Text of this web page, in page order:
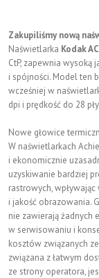
Zakupiliśmy nową
Naświetlarka Kodak
CtP, zapewnia wysoką
i spójności. Model ten
wcześniej w
dpi i prędkość do 28
Nowe głowice
W naświetlarkach
i ekonomicznie
uzyskiwanie bardziej
rastrowych,
i jakość obrazowania.
nie zawierają żadnych
w serwisowaniu i
kosztów związanych
związana z łatwym
ze strony operatora,